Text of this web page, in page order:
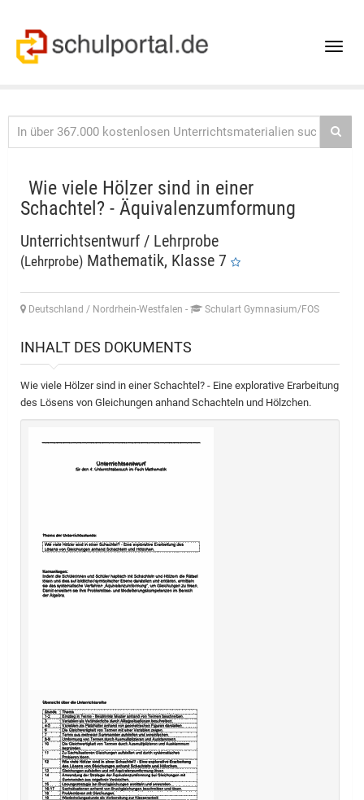
Toggle
Wie viele Hölzer sind in einer
Schachtel? - Äquivalenzumformung
Unterrichtsentwurf / Lehrprobe
(Lehrprobe) Mathematik, Klasse 7
Deutschland / Nordrhein-Westfalen - Schulart Gymnasium/FOS
INHALT DES DOKUMENTS
Wie viele Hölzer sind in einer Schachtel? - Eine explorative Erarbeitung
des Lösens von Gleichungen anhand Schachteln und Hölzchen.